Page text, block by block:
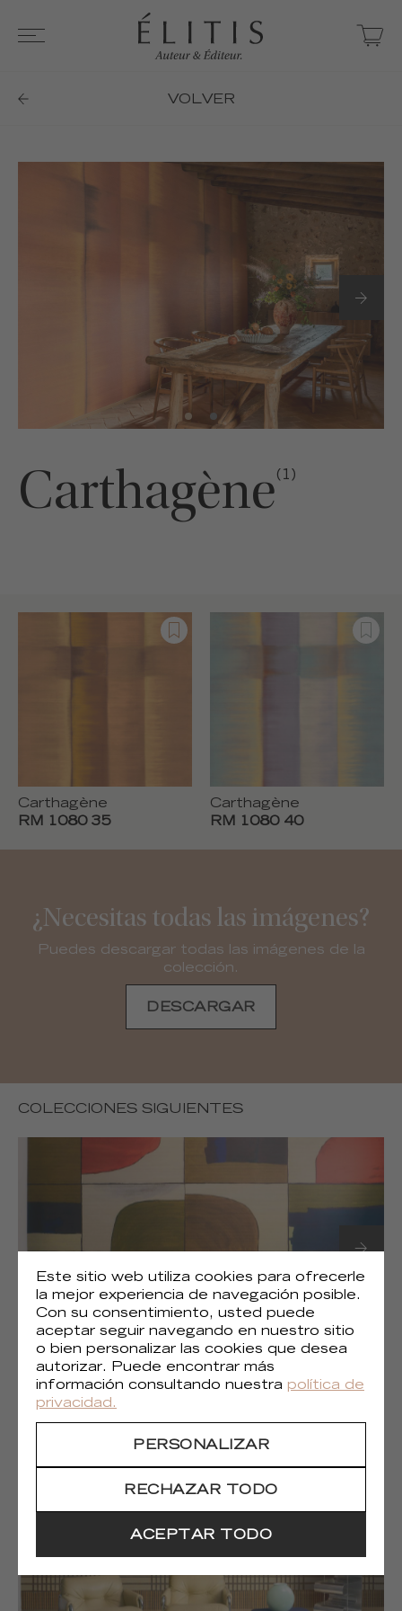
VOLVER
Carthagène(1)
Carthagène
RM 1080 35
Carthagène
RM 1080 40
¿Necesitas todas las imágenes?
Puedes descargar todas las imágenes de la
colección.
DESCARGAR
COLECCIONES SIGUIENTES
Liberté chromatique
Este sitio web utiliza cookies para ofrecerle
la mejor experiencia de navegación posible.
Con su consentimiento, usted puede
aceptar seguir navegando en nuestro sitio
o bien personalizar las cookies que desea
autorizar. Puede encontrar más
información consultando nuestra política de
privacidad.
PERSONALIZAR
RECHAZAR TODO
ACEPTAR TODO